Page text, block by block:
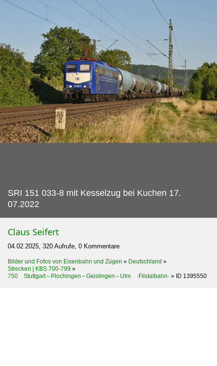
SRI 151 033-8 mit Kesselzug bei Kuchen 17.
07.2022
Claus Seifert
04.02.2025, 320 Aufrufe, 0 Kommentare
Bilder und Fotos von Eisenbahn und Zügen » Deutschland »
Strecken | KBS 700-799 »
750 Stuttgart – Plochingen – Geislingen – Ulm ·Filstalbahn· » ID 1395550